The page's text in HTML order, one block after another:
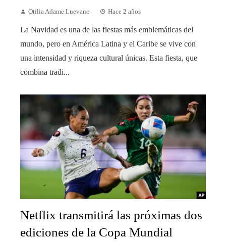
Otilia Adame Luevano Hace 2 años
La Navidad es una de las fiestas más emblemáticas del
mundo, pero en América Latina y el Caribe se vive con
una intensidad y riqueza cultural únicas. Esta fiesta, que
combina tradi...
Netflix transmitirá las próximas dos
ediciones de la Copa Mundial